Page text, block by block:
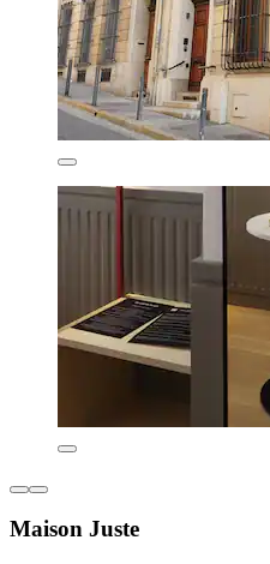
Maison Juste